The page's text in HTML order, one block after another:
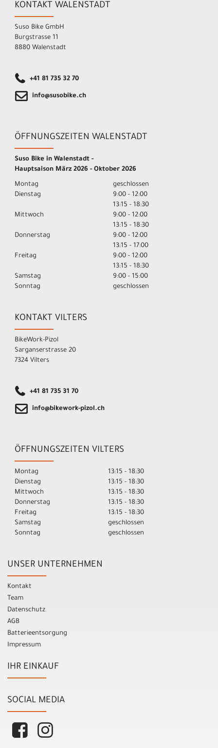
KONTAKT WALENSTADT
Suso Bike GmbH
Burgstrasse 11
8880 Walenstadt
+41 81 735 32 70
info@susobike.ch
ÖFFNUNGSZEITEN WALENSTADT
Suso Bike in Walenstadt -
Hauptsaison März 2026 - Oktober 2026
Montag
geschlossen
Dienstag
9:00 - 12:00
13:15 - 18:30
Mittwoch
9:00 - 12:00
13:15 - 18:30
Donnerstag
9:00 - 12:00
13:15 - 17:00
Freitag
9:00 - 12:00
13:15 - 18:30
Samstag
9:00 - 15:00
Sonntag
geschlossen
KONTAKT VILTERS
BikeWork-Pizol
Sarganserstrasse 20
7324 Vilters
+41 81 735 31 70
info@bikework-pizol.ch
ÖFFNUNGSZEITEN VILTERS
Montag
13:15 - 18:30
Dienstag
13:15 - 18:30
Mittwoch
13:15 - 18:30
Donnerstag
13:15 - 18:30
Freitag
13:15 - 18:30
Samstag
geschlossen
Sonntag
geschlossen
UNSER UNTERNEHMEN
Kontakt
Team
Datenschutz
AGB
Batterieentsorgung
Impressum
IHR EINKAUF
SOCIAL MEDIA